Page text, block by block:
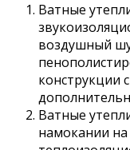
Ватные
воздушный
конструкции
Ватные
намокании на